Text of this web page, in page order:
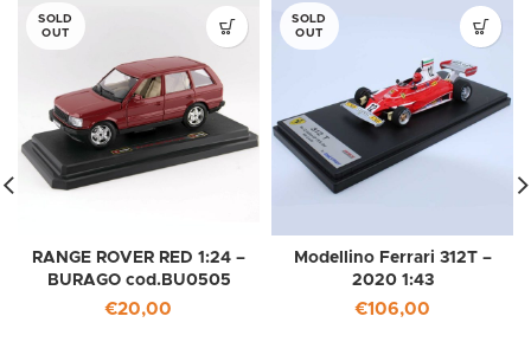
SOLD
OUT
RANGE ROVER RED 1:24 –
BURAGO cod.BU0505
€20,00
SOLD
OUT
Modellino Ferrari 312T –
2020 1:43
€106,00